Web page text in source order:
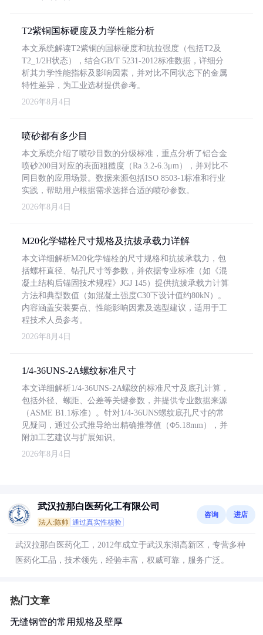
T2紫铜国标硬度及力学性能分析
本文系统解读T2紫铜的国标硬度和抗拉强度（包括T2及
T2_1/2H状态），结合GB/T 5231-2012标准数据，详细分
析其力学性能指标及影响因素，并对比不同状态下的金属
特性差异，为工业选材提供参考。
2026年8月4日
喷砂都有多少目
本文系统介绍了喷砂目数的分级标准，重点分析了铝合金
喷砂200目对应的表面粗糙度（Ra 3.2-6.3μm），并对比不
同目数的应用场景。数据来源包括ISO 8503-1标准和行业
实践，帮助用户根据需求选择合适的喷砂参数。
2026年8月4日
M20化学锚栓尺寸规格及抗拔承载力详解
本文详细解析M20化学锚栓的尺寸规格和抗拔承载力，包
括螺杆直径、钻孔尺寸等参数，并依据专业标准（如《混
凝土结构后锚固技术规程》JGJ 145）提供抗拔承载力计算
方法和典型数值（如混凝土强度C30下设计值约80kN）。
内容涵盖安装要点、性能影响因素及选型建议，适用于工
程技术人员参考。
2026年8月4日
1/4-36UNS-2A螺纹标准尺寸
本文详细解析1/4-36UNS-2A螺纹的标准尺寸及底孔计算，
包括外径、螺距、公差等关键参数，并提供专业数据来源
（ASME B1.1标准）。针对1/4-36UNS螺纹底孔尺寸的常
见疑问，通过公式推导给出精确推荐值（Φ5.18mm），并
附加工艺建议与扩展知识。
2026年8月4日
武汉拉那白医药化工有限公司
法人:陈帅 通过真实性核验
咨询 进店
武汉拉那白医药化工，2012年成立于武汉东湖高新区，专营多种
医药化工品，技术领先，经验丰富，权威可靠，服务广泛。
热门文章
无缝钢管的常用规格及壁厚